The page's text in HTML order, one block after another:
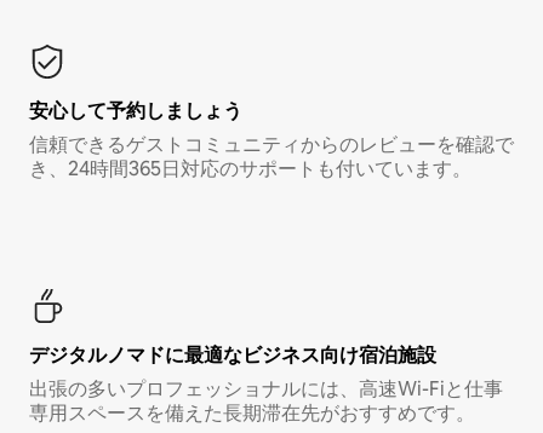
安心して予約しましょう
信頼できるゲストコミュニティからのレビューを確認で
き、24時間365日対応のサポートも付いています。
デジタルノマド⁠に最⁠適⁠なビ⁠ジ⁠ネ⁠ス⁠向⁠け宿⁠泊⁠施⁠設
出張の多いプロフェッショナルには、高速Wi-Fiと仕事
専用スペースを備えた長期滞在先がおすすめです。